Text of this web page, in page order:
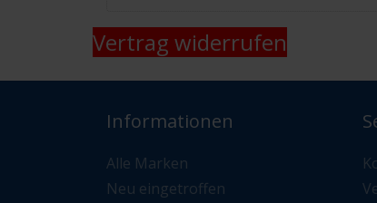
Vertrag widerrufen
Informationen
Alle Marken
Neu eingetroffen